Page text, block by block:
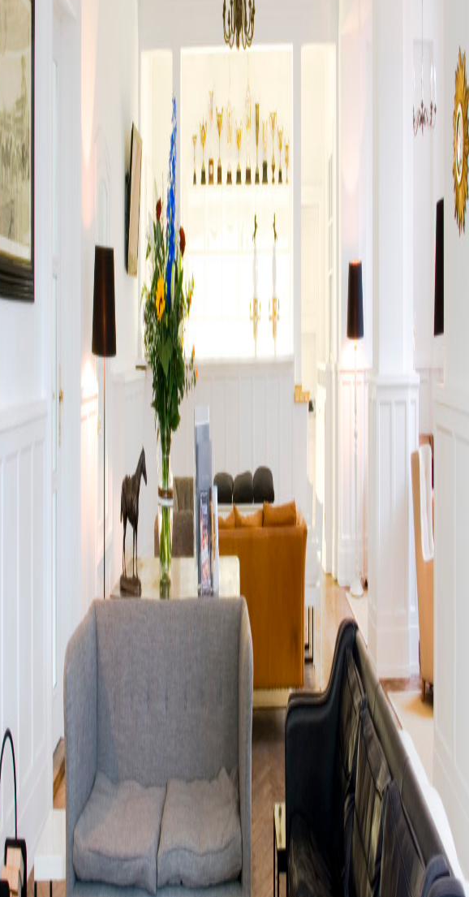
Einheit
03. Okt. 2026
Tickets
ALLE
RENNTAGE
ZUM
ARCHIV